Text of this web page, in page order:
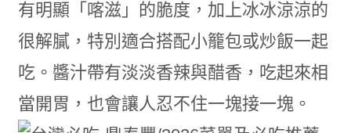
有明顯「喀滋」的脆度，加上冰冰涼涼的
很解膩，特別適合搭配小籠包或炒飯一起
吃。醬汁帶有淡淡香辣與醋香，吃起來相
當開胃，也會讓人忍不住一塊接一塊。